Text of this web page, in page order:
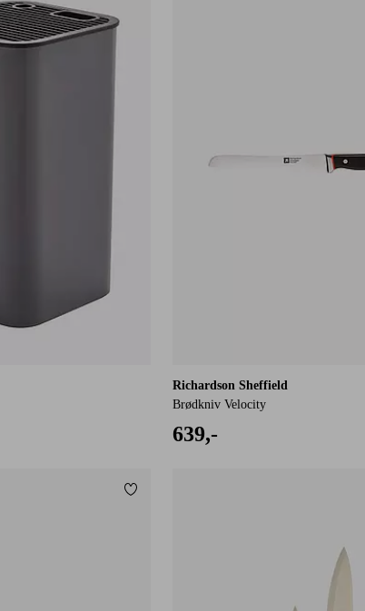
Richardson Sheffield
Brødkniv Velocity
639,-
Legg til favoritter